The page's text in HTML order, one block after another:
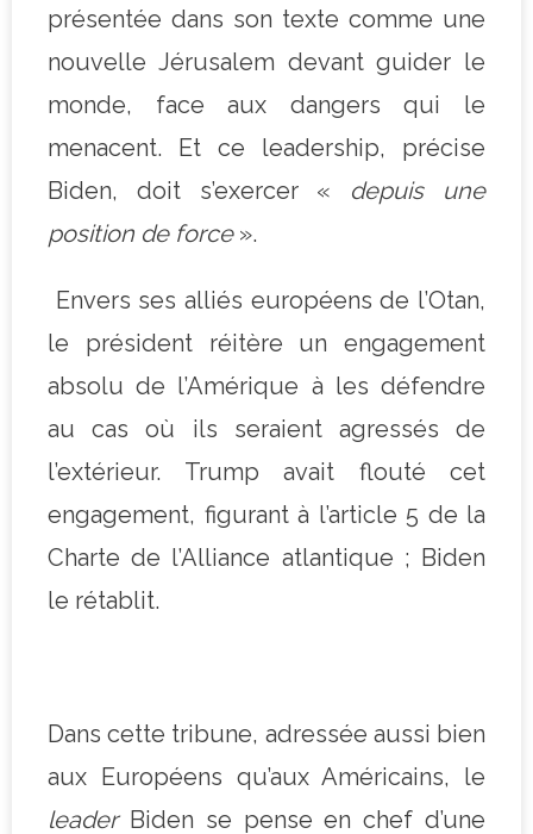
présentée dans son texte comme une
nouvelle Jérusalem devant guider le
monde, face aux dangers qui le
menacent. Et ce leadership, précise
Biden, doit s’exercer « depuis une
position de force».
Envers ses alliés européens de l’Otan,
le président réitère un engagement
absolu de l’Amérique à les défendre
au cas où ils seraient agressés de
l’extérieur. Trump avait flouté cet
engagement, figurant à l’article 5 de la
Charte de l’Alliance atlantique ; Biden
le rétablit.
Dans cette tribune, adressée aussi bien
aux Européens qu’aux Américains, le
leader Biden se pense en chef d’une